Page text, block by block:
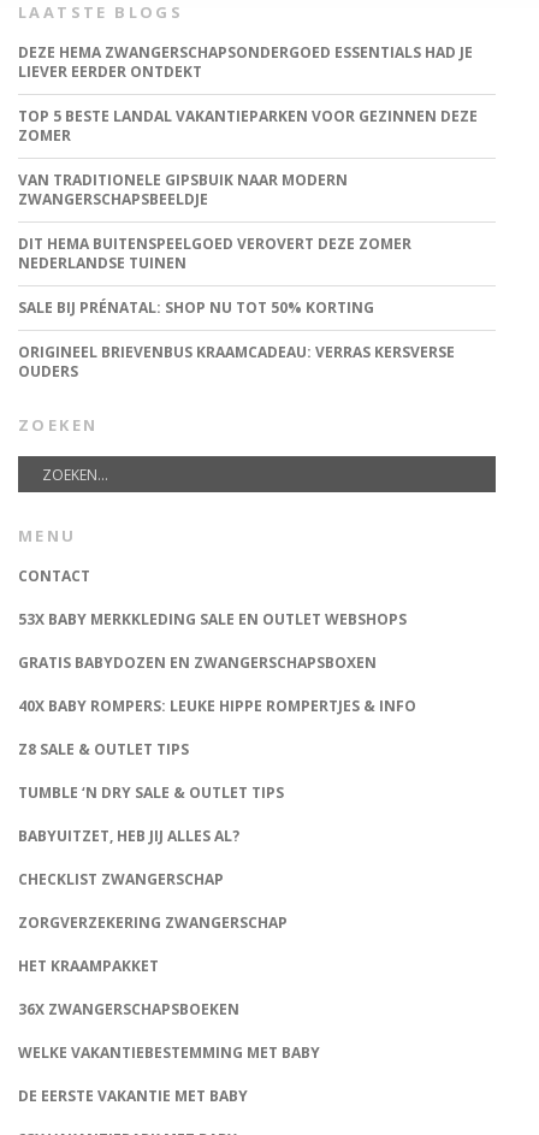
LAATSTE BLOGS
DEZE HEMA ZWANGERSCHAPSONDERGOED ESSENTIALS HAD JE
LIEVER EERDER ONTDEKT
TOP 5 BESTE LANDAL VAKANTIEPARKEN VOOR GEZINNEN DEZE
ZOMER
VAN TRADITIONELE GIPSBUIK NAAR MODERN
ZWANGERSCHAPSBEELDJE
DIT HEMA BUITENSPEELGOED VEROVERT DEZE ZOMER
NEDERLANDSE TUINEN
SALE BIJ PRÉNATAL: SHOP NU TOT 50% KORTING
ORIGINEEL BRIEVENBUS KRAAMCADEAU: VERRAS KERSVERSE
OUDERS
ZOEKEN
MENU
CONTACT
53X BABY MERKKLEDING SALE EN OUTLET WEBSHOPS
GRATIS BABYDOZEN EN ZWANGERSCHAPSBOXEN
40X BABY ROMPERS: LEUKE HIPPE ROMPERTJES & INFO
Z8 SALE & OUTLET TIPS
TUMBLE ‘N DRY SALE & OUTLET TIPS
BABYUITZET, HEB JIJ ALLES AL?
CHECKLIST ZWANGERSCHAP
ZORGVERZEKERING ZWANGERSCHAP
HET KRAAMPAKKET
36X ZWANGERSCHAPSBOEKEN
WELKE VAKANTIEBESTEMMING MET BABY
DE EERSTE VAKANTIE MET BABY